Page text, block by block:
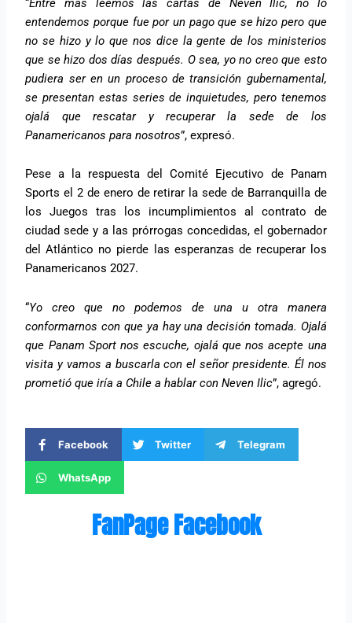
entendemos porque fue por un pago que se hizo pero que
no se hizo y lo que nos dice la gente de los ministerios
que se hizo dos días después. O sea, yo no creo que esto
pudiera ser en un proceso de transición gubernamental,
se presentan estas series de inquietudes, pero tenemos
ojalá que rescatar y recuperar la sede de los
Panamericanos para nosotros”, expresó.
Pese a la respuesta del Comité Ejecutivo de Panam
Sports el 2 de enero de retirar la sede de Barranquilla de
los Juegos tras los incumplimientos al contrato de
ciudad sede y a las prórrogas concedidas, el gobernador
del Atlántico no pierde las esperanzas de recuperar los
Panamericanos 2027.
“Yo creo que no podemos de una u otra manera
conformarnos con que ya hay una decisión tomada. Ojalá
que Panam Sport nos escuche, ojalá que nos acepte una
visita y vamos a buscarla con el señor presidente. Él nos
prometió que iría a Chile a hablar con Neven Ilic”, agregó.
Facebook Twitter Telegram
WhatsApp
FanPage Facebook